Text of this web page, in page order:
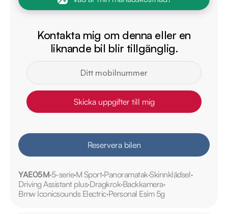
Kontakta mig om denna eller en
liknande bil blir tillgänglig.
Skicka uppgifter till mig
Reservera bilen
YAE05M5-serieM Sport Panoramatak Skinnklädsel
Driving Assistant plusDragkrokBackkamera
Bmw Iconicsounds ElectricPersonal Esim 5g